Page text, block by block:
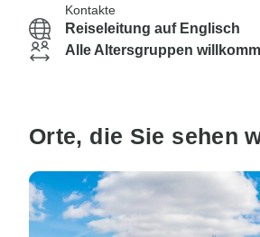
Kontakte
Reiseleitung auf Englisch
Alle Altersgruppen
Orte, die Sie sehen